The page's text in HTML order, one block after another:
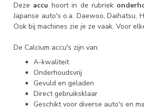
Deze accu hoort in de rubriek
Japanse auto's o.a. Daewoo, Daihatsu,
Ook bij machines zie je ze vaak. Voor
De Calcium accu's zijn van:
A-kwaliteit
Onderhoudsvrij
Gevuld en geladen
Direct gebruiksklaar
Geschikt voor diverse auto's en